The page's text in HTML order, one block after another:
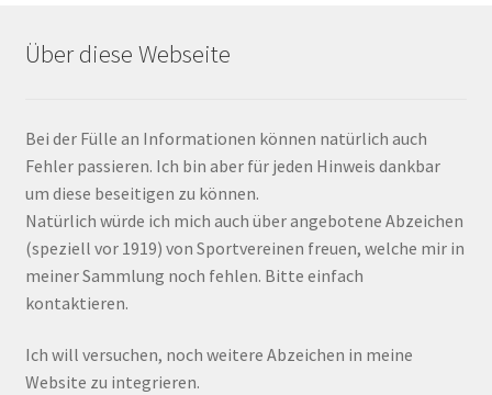
Über diese Webseite
Bei der Fülle an Informationen können natürlich auch
Fehler passieren. Ich bin aber für jeden Hinweis dankbar
um diese beseitigen zu können.
Natürlich würde ich mich auch über angebotene Abzeichen
(speziell vor 1919) von Sportvereinen freuen, welche mir in
meiner Sammlung noch fehlen. Bitte einfach
kontaktieren.
Ich will versuchen, noch weitere Abzeichen in meine
Website zu integrieren.